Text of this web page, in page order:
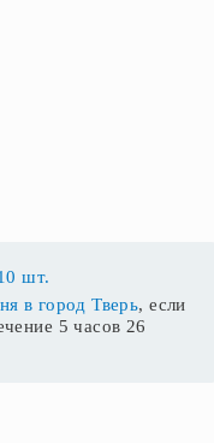
шт.
в город Тверь, если
5 часов 26